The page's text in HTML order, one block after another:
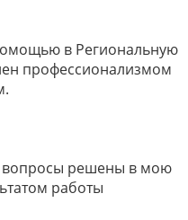
в Региональную
профессионализмом
вопросы решены в мою
работы